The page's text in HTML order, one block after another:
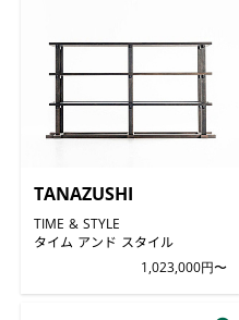
TANAZUSHI
TIME & STYLE
タイム アンド スタイル
1,023,000円〜